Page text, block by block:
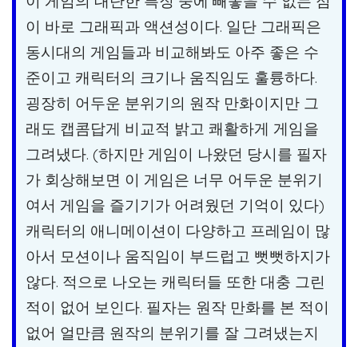
이 바로 그래픽과 액션성이다. 일단 그래픽은
동시대의 게임들과 비교해봐도 아주 좋은 수
준이고 캐릭터의 크기나 움직임도 훌륭하다.
굉장히 어두운 분위기의 원작 만화이지만 그
래도 캡콤답게 비교적 밝고 쾌활하게 게임을
그려냈다. (하지만 게임이 나왔던 당시를 필자
가 회상해보면 이 게임은 너무 어두운 분위기
여서 게임을 즐기기가 어려웠던 기억이 있다)
캐릭터의 애니메이션이 다양하고 프레임이 많
아서 모션이나 움직임이 부드럽고 뻣뻣하지가
않다. 적으로 나오는 캐릭터들 또한 대충 그린
적이 없어 보인다. 필자는 원작 만화를 본 적이
없어 얼만큼 원작의 분위기를 잘 그려냈는지